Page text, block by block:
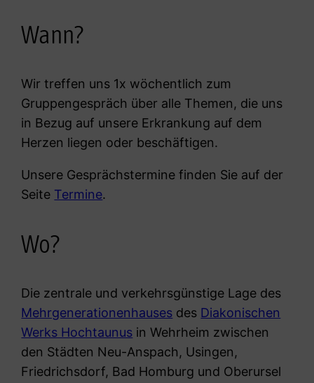
Wann?
Wir treffen uns 1x wöchentlich zum
Gruppengespräch über alle Themen, die uns
in Bezug auf unsere Erkrankung auf dem
Herzen liegen oder beschäftigen.
Unsere Gesprächstermine finden Sie auf der
Seite Termine.
Wo?
Die zentrale und verkehrsgünstige Lage des
Mehrgenerationenhauses des Diakonischen
Werks Hochtaunus in Wehrheim zwischen
den Städten Neu-Anspach, Usingen,
Friedrichsdorf, Bad Homburg und Oberursel